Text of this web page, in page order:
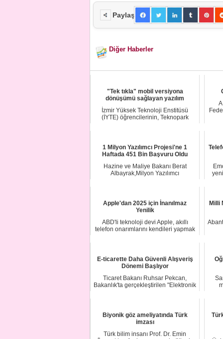
Paylaş
Diğer Haberler
"Tek tıkla" mobil versiyona
dönüşümü sağlayan yazılım
İzmir Yüksek Teknoloji Enstitüsü
(İYTE) öğrencilerinin, Teknopark
1 Milyon Yazılımcı Projesi'ne 1
Haftada 451 Bin Başvuru Oldu
Hazine ve Maliye Bakanı Berat
Albayrak,Milyon Yazılımcı
Apple'dan 2025 için İnanılmaz
Yenilik
ABD'li teknoloji devi Apple, akıllı
telefon onarımlarını kendileri yapmak
Milli
E-ticarette Daha Güvenli Alışveriş
Dönemi Başlıyor
Ticaret Bakanı Ruhsar Pekcan,
Bakanlık'ta gerçekleştirilen "Elektronik
Biyonik göz ameliyatında Türk
imzası
Türk bilim insanı Prof. Dr. Emin